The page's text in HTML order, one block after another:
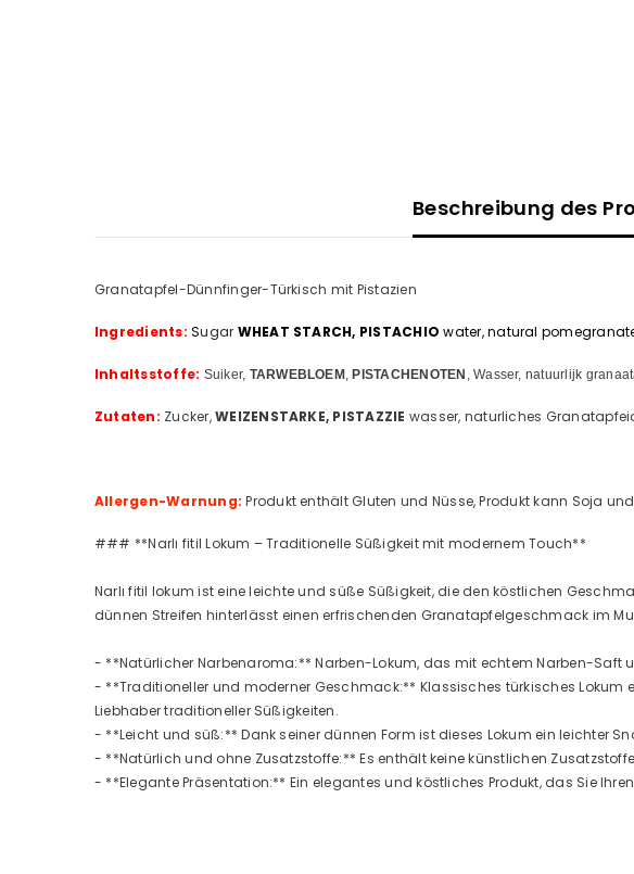
Beschreibung des
Granatapfel-Dünnfinger-Türkisch mit Pistazien
Ingredients:Sugar WHEAT STARCH, PISTACHIO water, natural pomegranate
Inhaltsstoffe: Suiker, TARWEBLOEM , PISTACHENOTEN , Wasser, natuurlijk
Zutaten: Zucker,WEIZENSTARKE, PISTAZZIE wasser, naturliches
Allergen-Warnung:Produkt enthält Gluten und Nüsse, Produkt kann Soja
### **Narlı fitil Lokum – Traditionelle Süßigkeit mit modernem Touch**
Narlı fitil lokum ist eine leichte und süße Süßigkeit, die den köstlichen
dünnen Streifen hinterlässt einen erfrischenden Granatapfelgeschmack im
- **Natürlicher Narbenaroma:** Narben-Lokum, das mit echtem Narben-Saft
- **Traditioneller und moderner Geschmack:** Klassisches türkisches Lokum
Liebhaber traditioneller Süßigkeiten.
- **Leicht und süß:** Dank seiner dünnen Form ist dieses Lokum ein leichter
- **Natürlich und ohne Zusatzstoffe:** Es enthält keine künstlichen
- **Elegante Präsentation:** Ein elegantes und köstliches Produkt, das Sie